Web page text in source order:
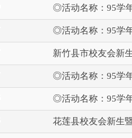
◎活动名称：95学
◎活动名称：95学
新竹县市校友会新
◎活动名称：95学
◎活动名称：95学
花莲县校友会新生